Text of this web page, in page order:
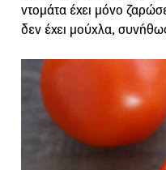
ντομάτα έχει μόνο
δεν έχει μούχλα,